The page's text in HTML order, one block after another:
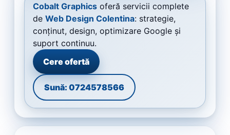
Cobalt Graphics oferă servicii complete
de Web Design Colentina: strategie,
conținut, design, optimizare Google și
suport continuu.
Cere ofertă
Sună: 0724578566